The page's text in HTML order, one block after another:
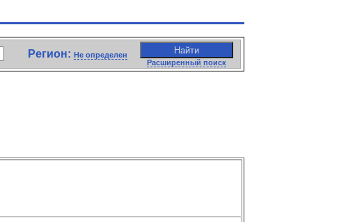
Регион: Не определен Найти
Расширенный поиск